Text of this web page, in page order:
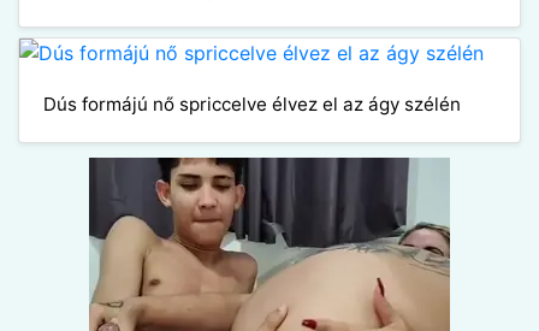
Dús formájú nő spriccelve élvez el az ágy szélén